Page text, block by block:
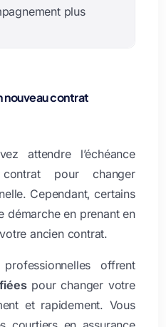
plus
nouveau contrat
attendre l’échéance
pour changer
Cependant, certains
démarche en prenant en
ancien contrat.
offrent
pour changer votre
et rapidement. Vous